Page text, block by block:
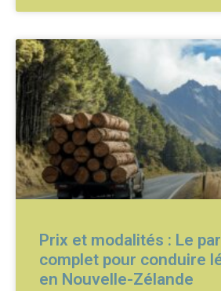
Prix et modalités : Le
complet pour conduire
en Nouvelle-Zélande